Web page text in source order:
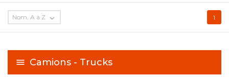
Camions - Trucks
Nom, A à Z  1